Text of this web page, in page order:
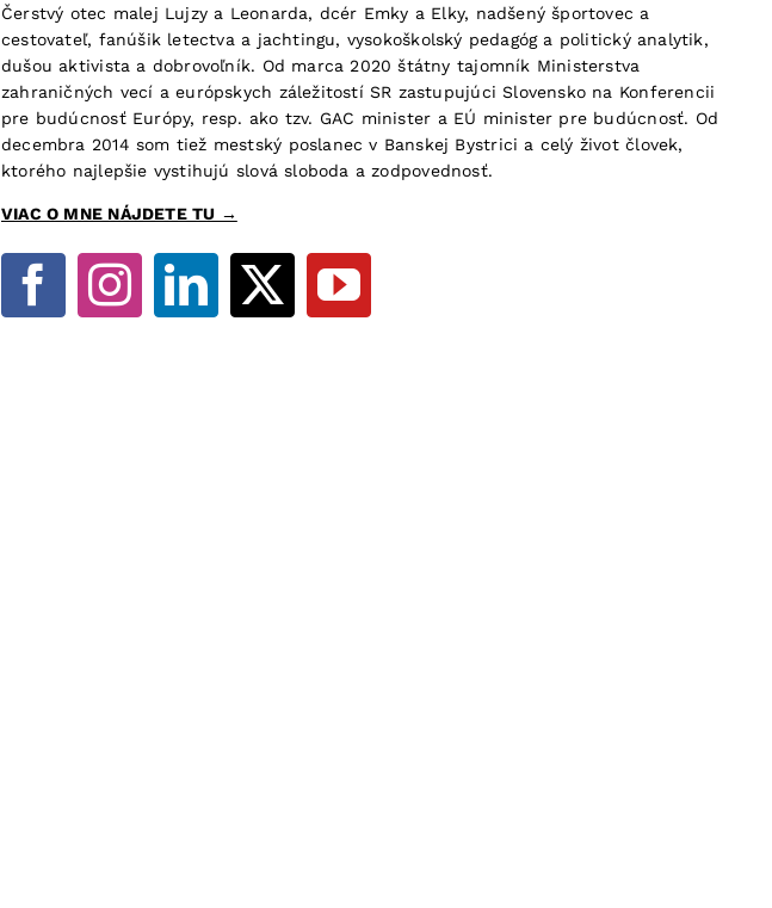
Čerstvý otec malej Lujzy a Leonarda, dcér Emky a Elky, nadšený športovec a
cestovateľ, fanúšik letectva a jachtingu, vysokoškolský pedagóg a politický analytik,
dušou aktivista a dobrovoľník. Od marca 2020 štátny tajomník Ministerstva
zahraničných vecí a európskych záležitostí SR zastupujúci Slovensko na Konferencii
pre budúcnosť Európy, resp. ako tzv. GAC minister a EÚ minister pre budúcnosť. Od
decembra 2014 som tiež mestský poslanec v Banskej Bystrici a celý život človek,
ktorého najlepšie vystihujú slová sloboda a zodpovednosť.
VIAC O MNE NÁJDETE TU →